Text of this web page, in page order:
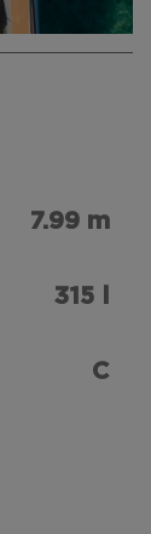
7.99 m
315 l
C